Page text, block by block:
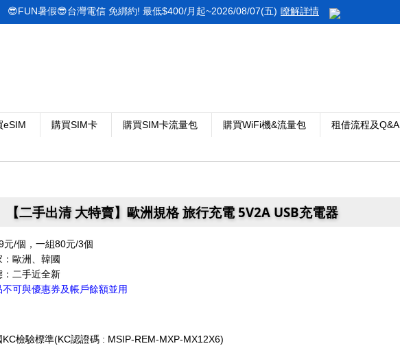
eSIM 購買SIM卡 購買SIM卡流量包 購買WiFi機&流量包 租借流程及Q&A
😎FUN暑假😎台灣電信 免綁約! 最低$400/月起~2026/08/07(五) 瞭解詳情
【二手出清 大特賣】歐洲規格 旅行充電 5V2A USB充電器
元/個，一組80元/3個
歐洲、韓國
：二手近全新
可與優惠券及帳戶餘額並用
KC檢驗標準(KC認證碼 : MSIP-REM-MXP-MX12X6)